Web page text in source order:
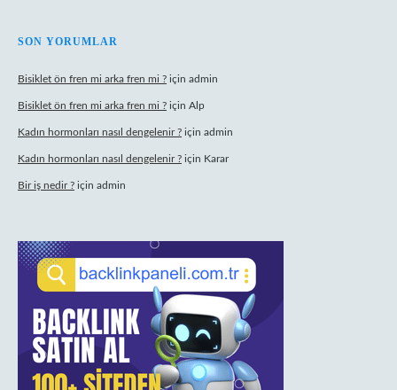
SON YORUMLAR
Bisiklet ön fren mi arka fren mi ? için admin
Bisiklet ön fren mi arka fren mi ? için Alp
Kadın hormonları nasıl dengelenir ? için admin
Kadın hormonları nasıl dengelenir ? için Karar
Bir iş nedir ? için admin